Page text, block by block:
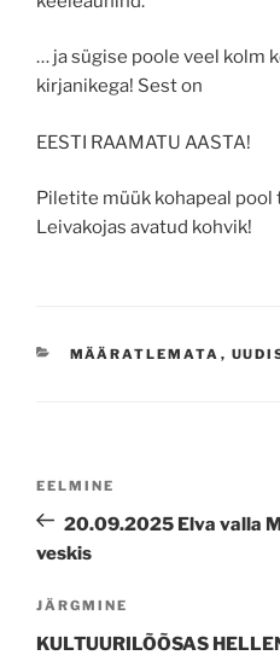
… ja sügise poole veel kolm
kirjanikega! Sest on
EESTI RAAMATU AASTA!
Piletite müük kohapeal pool
Leivakojas avatud kohvik!
CATEGORIES
MÄÄRATLEMATA ,
Previous
Post
EELMINE
20.09.2025 Elva valla
veskis
Next
Post
JÄRGMINE
KULTUURILÕÕSAS